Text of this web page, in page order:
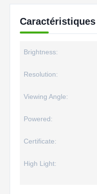
Caractéristiques
Brightness:
Resolution:
Viewing Angle:
Powered:
Certificate:
High Light: